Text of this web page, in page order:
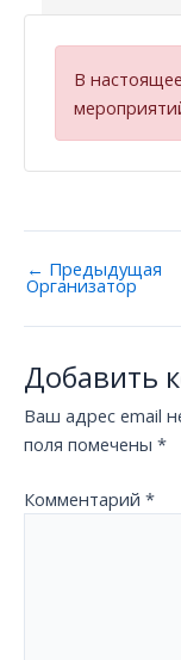
В
← Предыдущая
Oрганизатор
Добавить
Ваш адрес email
поля помечены *
Комментарий *